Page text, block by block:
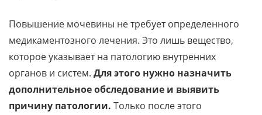
Повышение мочевины не требует определенного
медикаментозного лечения. Это лишь вещество,
которое указывает на патологию внутренних
органов и систем. Для этого нужно назначить
дополнительное обследование и выявить
причину патологии. Только после этого